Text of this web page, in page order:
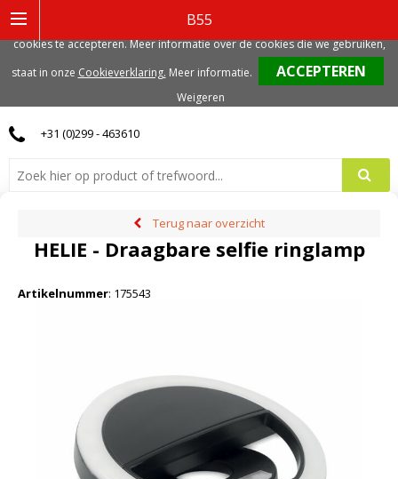
B55
0
+31 (0)299 - 463610
Terug naar overzicht
HELIE - Draagbare selfie ringlamp
Artikelnummer: 175543
gerelateerde cookies. Voor de beste gebruikerservaring, adviseren we deze
cookies te accepteren. Meer informatie over de cookies die we gebruiken,
staat in onze Cookieverklaring. Meer informatie.
Weigeren